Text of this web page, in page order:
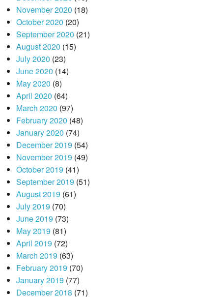
November 2020 (18)
October 2020 (20)
September 2020 (21)
August 2020 (15)
July 2020 (23)
June 2020 (14)
May 2020 (8)
April 2020 (64)
March 2020 (97)
February 2020 (48)
January 2020 (74)
December 2019 (54)
November 2019 (49)
October 2019 (41)
September 2019 (51)
August 2019 (61)
July 2019 (70)
June 2019 (73)
May 2019 (81)
April 2019 (72)
March 2019 (63)
February 2019 (70)
January 2019 (77)
December 2018 (71)